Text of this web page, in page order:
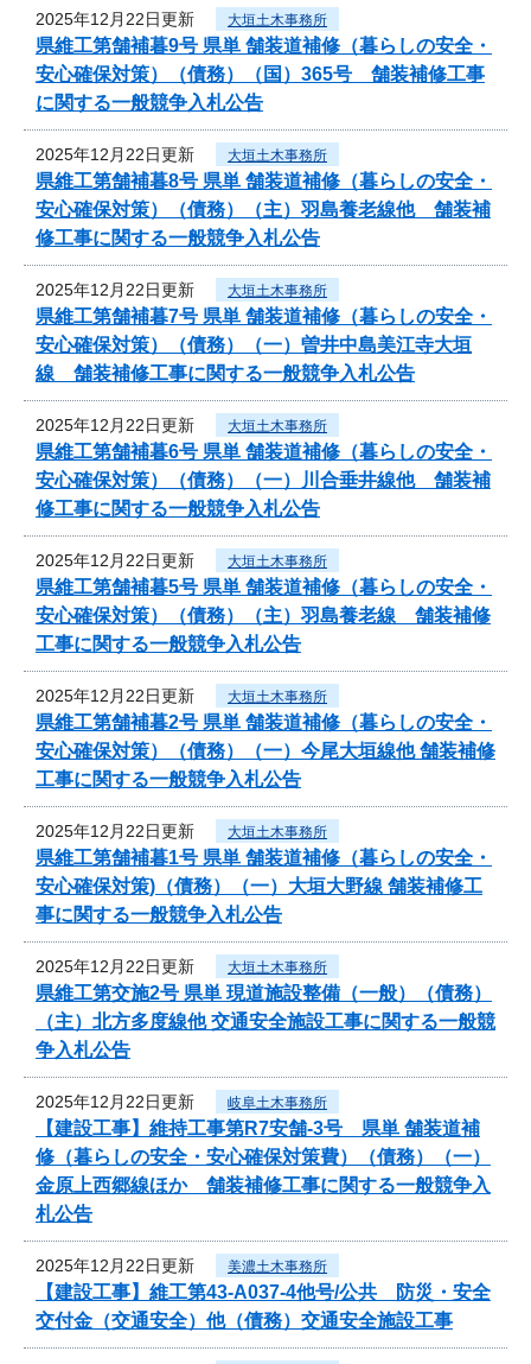
2025年12月22日更新 大垣土木事務所
県維工第舗補暮9号 県単 舗装道補修（暮らしの安全・
安心確保対策）（債務）（国）365号 舗装補修工事
に関する一般競争入札公告
2025年12月22日更新 大垣土木事務所
県維工第舗補暮8号 県単 舗装道補修（暮らしの安全・
安心確保対策）（債務）（主）羽島養老線他 舗装補
修工事に関する一般競争入札公告
2025年12月22日更新 大垣土木事務所
県維工第舗補暮7号 県単 舗装道補修（暮らしの安全・
安心確保対策）（債務）（一）曽井中島美江寺大垣
線 舗装補修工事に関する一般競争入札公告
2025年12月22日更新 大垣土木事務所
県維工第舗補暮6号 県単 舗装道補修（暮らしの安全・
安心確保対策）（債務）（一）川合垂井線他 舗装補
修工事に関する一般競争入札公告
2025年12月22日更新 大垣土木事務所
県維工第舗補暮5号 県単 舗装道補修（暮らしの安全・
安心確保対策）（債務）（主）羽島養老線 舗装補修
工事に関する一般競争入札公告
2025年12月22日更新 大垣土木事務所
県維工第舗補暮2号 県単 舗装道補修（暮らしの安全・
安心確保対策）（債務）（一）今尾大垣線他 舗装補修
工事に関する一般競争入札公告
2025年12月22日更新 大垣土木事務所
県維工第舗補暮1号 県単 舗装道補修（暮らしの安全・
安心確保対策)（債務）（一）大垣大野線 舗装補修工
事に関する一般競争入札公告
2025年12月22日更新 大垣土木事務所
県維工第交施2号 県単 現道施設整備（一般）（債務）
（主）北方多度線他 交通安全施設工事に関する一般競
争入札公告
2025年12月22日更新 岐阜土木事務所
【建設工事】維持工事第R7安舗-3号 県単 舗装道補
修（暮らしの安全・安心確保対策費）（債務）（一）
金原上西郷線ほか 舗装補修工事に関する一般競争入
札公告
2025年12月22日更新 美濃土木事務所
【建設工事】維工第43-A037-4他号/公共 防災・安全
交付金（交通安全）他（債務）交通安全施設工事